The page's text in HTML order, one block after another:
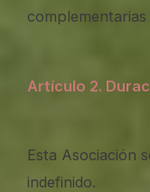
Artículo 2.
Esta Asociación
indefinido.